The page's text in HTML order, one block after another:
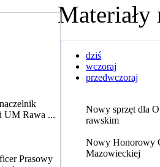
UM Rawa ...
Prasowy
Materiały
dziś
wczoraj
przedwczoraj
Nowy sprzęt dla
rawskim
Nowy Honorowy
Mazowieckiej